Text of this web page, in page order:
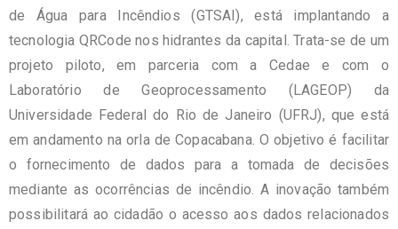
de Água para Incêndios (GTSAI), está implantando a
tecnologia QRCode nos hidrantes da capital. Trata-se de um
projeto piloto, em parceria com a Cedae e com o
Laboratório de Geoprocessamento (LAGEOP) da
Universidade Federal do Rio de Janeiro (UFRJ), que está
em andamento na orla de Copacabana. O objetivo é facilitar
o fornecimento de dados para a tomada de decisões
mediante as ocorrências de incêndio. A inovação também
possibilitará ao cidadão o acesso aos dados relacionados